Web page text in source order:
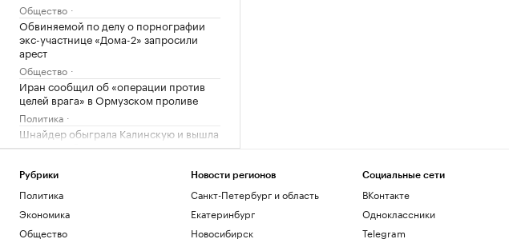
Общество
Обвиняемой по делу о порнографии
экс-участнице «Дома-2» запросили
арест
Общество
Иран сообщил об «операции против
целей врага» в Ормузском проливе
Политика
Шнайдер обыграла Калинскую и вышла
в четвертый круг турнира в Торонто
Рубрики
Политика
Экономика
Общество
Новости регионов
Санкт-Петербург и область
Екатеринбург
Новосибирск
Социальные сети
ВКонтакте
Одноклассники
Telegram